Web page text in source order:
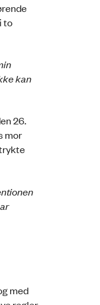
to
kan
26.
mor
med